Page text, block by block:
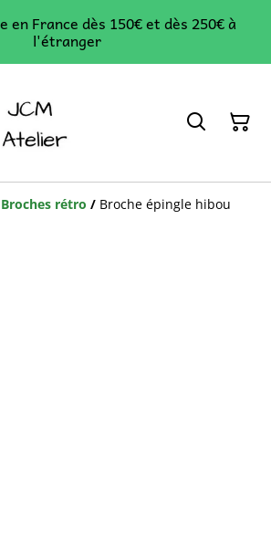
en France dès 150€ et dès 250€ à
l'étranger
Broches rétro / Broche épingle hibou